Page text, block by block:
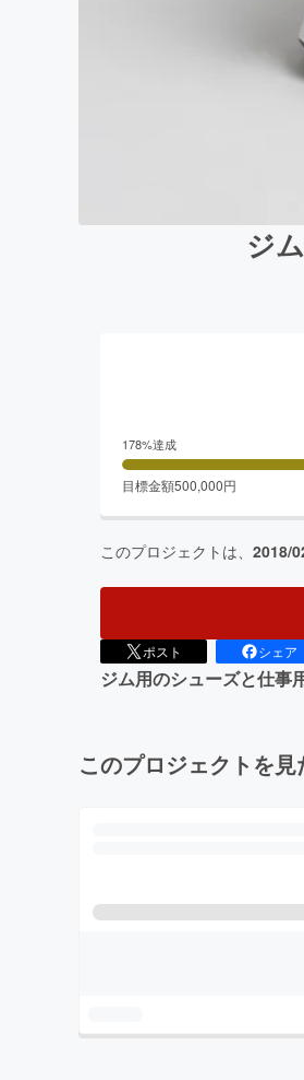
ジ
178%達成
目標金額500,000円
このプロジェクトは、 2018/
ポスト シェア
ジム用のシューズと仕事
このプロジェクトを